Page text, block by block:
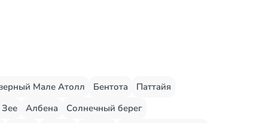
Мале Атолл Бентота
Паттайя
Албена
Солнечный берег